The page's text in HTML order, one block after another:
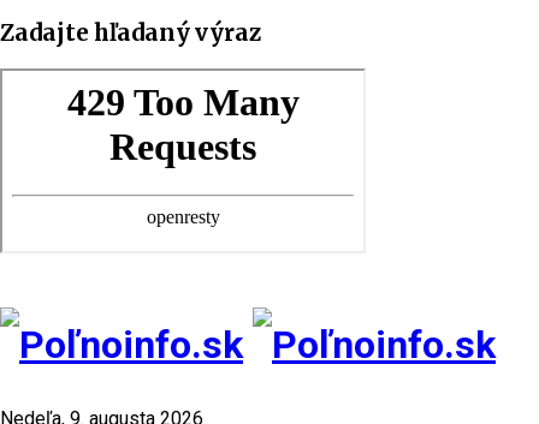
Zadajte hľadaný výraz
Nedeľa, 9. augusta 2026